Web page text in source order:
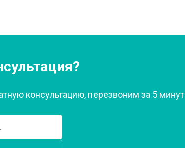
консультацию, перезвоним за 5 минут